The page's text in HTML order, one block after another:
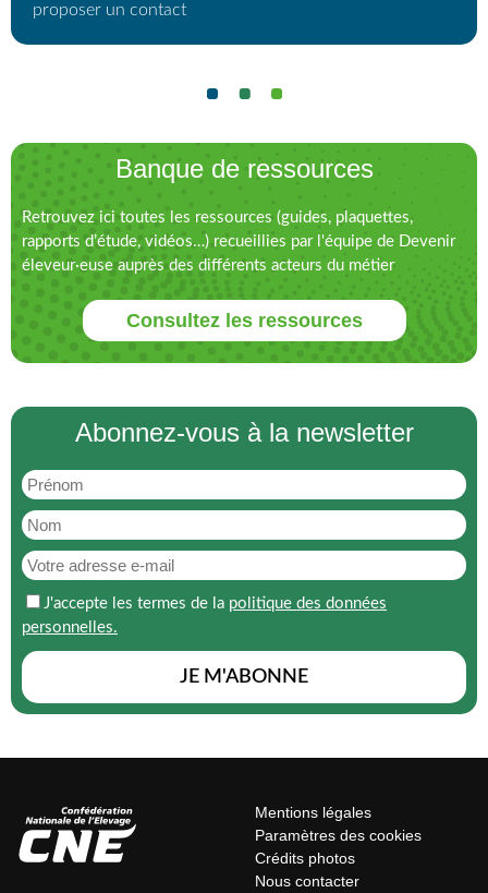
proposer un contact
Banque de ressources
Retrouvez ici toutes les ressources (guides, plaquettes,
rapports d’étude, vidéos…) recueillies par l'équipe de Devenir
éleveur·euse auprès des différents acteurs du métier
Consultez les ressources
Abonnez-vous à la newsletter
J'accepte les termes de la politique des données
personnelles.
Mentions légales
Paramètres des cookies
Crédits photos
Nous contacter